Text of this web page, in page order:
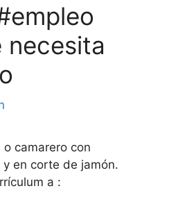
necesita
camarero con
en corte de jamón.
a :